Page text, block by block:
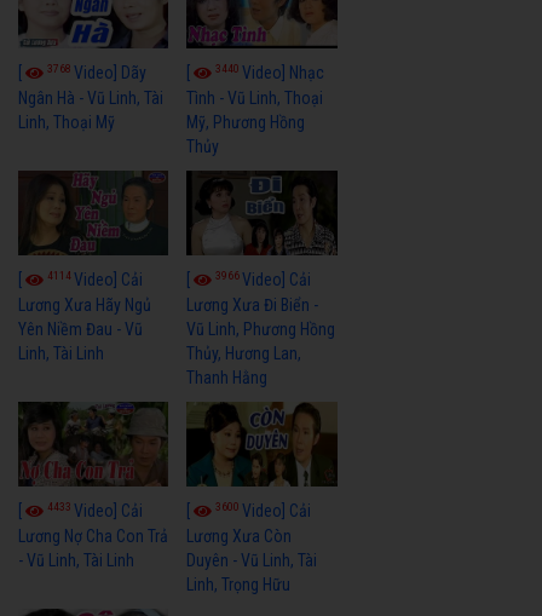
3768 Video] Dãy
Ngân Hà - Vũ Linh, Tài
Linh, Thoại Mỹ
3440Video] Nhạc
Tình - Vũ Linh, Thoại
Mỹ, Phương Hồng
Thủy
4114Video] Cải
Lương Xưa Hãy Ngủ
Yên Niềm Đau - Vũ
Linh, Tài Linh
3966Video] Cải
Lương Xưa Đi Biển -
Vũ Linh, Phương Hồng
Thủy, Hương Lan,
Thanh Hằng
4433 Video] Cải
Lương Nợ Cha Con Trả
- Vũ Linh, Tài Linh
3600Video] Cải
Lương Xưa Còn
Duyên - Vũ Linh, Tài
Linh, Trọng Hữu